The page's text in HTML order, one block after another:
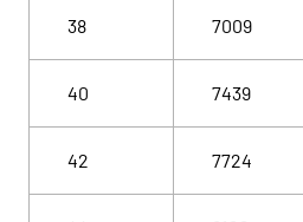
38 7009
40 7439
42 7724